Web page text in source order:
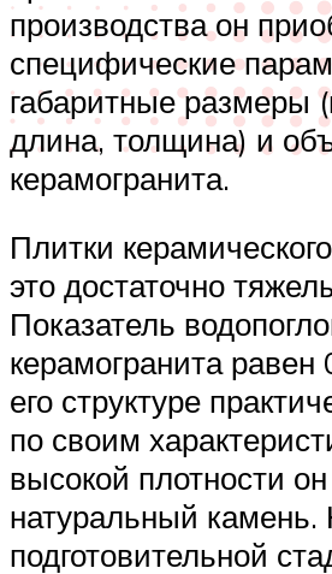
производства он
специфические
габаритные размеры
длина, толщина) и
керамогранита.
Плитки
это достаточно
Показатель
керамогранита
его структуре
по своим
высокой плотности
натуральный камень.
подготовительной